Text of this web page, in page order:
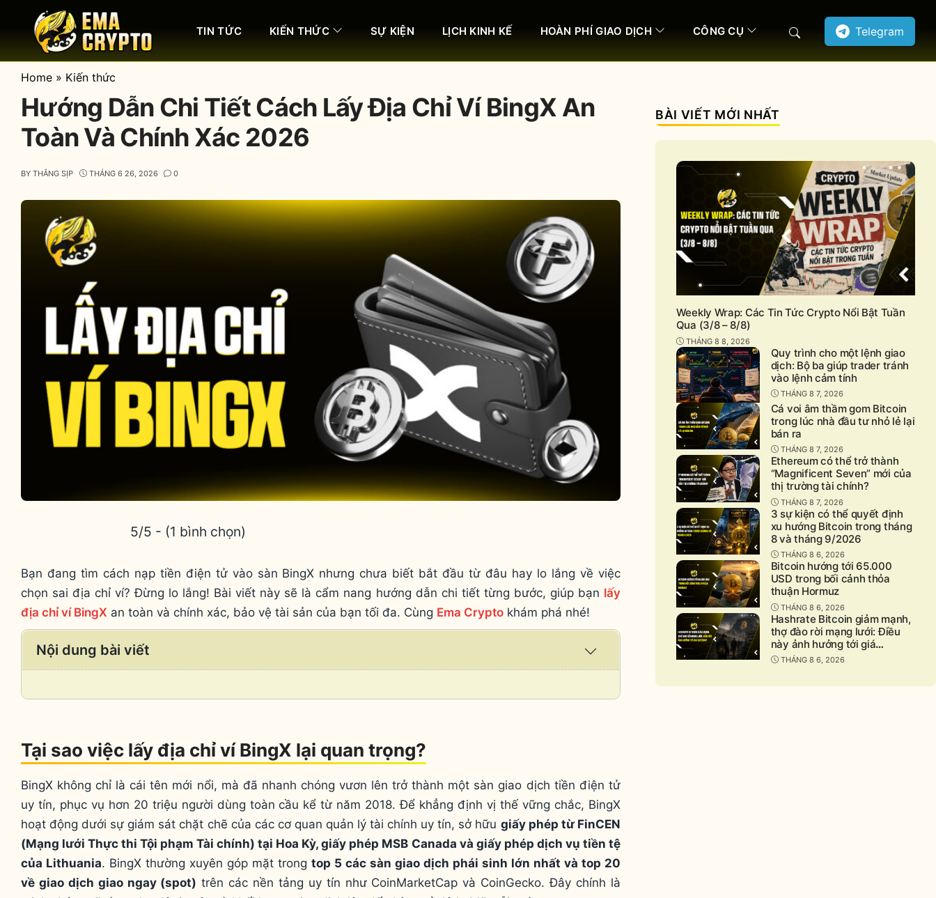
content
TIN TỨC KIẾN THỨC SỰ KIỆN LỊCH KINH KẾ HOÀN PHÍ GIAO DỊCH CÔNG CỤ Search Telegram
Home » Kiến thức
Hướng Dẫn Chi Tiết Cách Lấy Địa Chỉ Ví BingX An
Toàn Và Chính Xác 2026
BY THẮNG SỊP THÁNG 6 26, 2026 0
5/5 - (1 bình chọn)
Bạn đang tìm cách nạp tiền điện tử vào sàn BingX nhưng chưa biết bắt đầu từ đâu hay lo lắng về việc
chọn sai địa chỉ ví? Đừng lo lắng! Bài viết này sẽ là cẩm nang hướng dẫn chi tiết từng bước, giúp bạn lấy
địa chỉ ví BingX an toàn và chính xác, bảo vệ tài sản của bạn tối đa. Cùng Ema Crypto khám phá nhé!
Nội dung bài viết
/
Tại sao việc lấy địa chỉ ví BingX lại quan trọng?
BingX không chỉ là cái tên mới nổi, mà đã nhanh chóng vươn lên trở thành một sàn giao dịch tiền điện tử
uy tín, phục vụ hơn 20 triệu người dùng toàn cầu kể từ năm 2018. Để khẳng định vị thế vững chắc, BingX
hoạt động dưới sự giám sát chặt chẽ của các cơ quan quản lý tài chính uy tín, sở hữu giấy phép từ FinCEN
(Mạng lưới Thực thi Tội phạm Tài chính) tại Hoa Kỳ, giấy phép MSB Canada và giấy phép dịch vụ tiền tệ
của Lithuania. BingX thường xuyên góp mặt trong top 5 các sàn giao dịch phái sinh lớn nhất và top 20
về giao dịch giao ngay (spot) trên các nền tảng uy tín như CoinMarketCap và CoinGecko. Đây chính là
BÀI VIẾT MỚI NHẤT
Weekly Wrap: Các Tin Tức Crypto Nổi Bật Tuần
Qua (3/8 – 8/8)
THÁNG 8 8, 2026
Quy trình cho một lệnh giao
dịch: Bộ ba giúp trader tránh
vào lệnh cảm tính
THÁNG 8 7, 2026
Cá voi âm thầm gom Bitcoin
trong lúc nhà đầu tư nhỏ lẻ lại
bán ra
THÁNG 8 7, 2026
Ethereum có thể trở thành
“Magnificent Seven” mới của
thị trường tài chính?
THÁNG 8 7, 2026
3 sự kiện có thể quyết định
xu hướng Bitcoin trong tháng
8 và tháng 9/2026
THÁNG 8 6, 2026
Bitcoin hướng tới 65.000
USD trong bối cảnh thỏa
thuận Hormuz
THÁNG 8 6, 2026
Hashrate Bitcoin giảm mạnh,
thợ đào rời mạng lưới: Điều
này ảnh hưởng tới giá
Bitcoin?
THÁNG 8 6, 2026